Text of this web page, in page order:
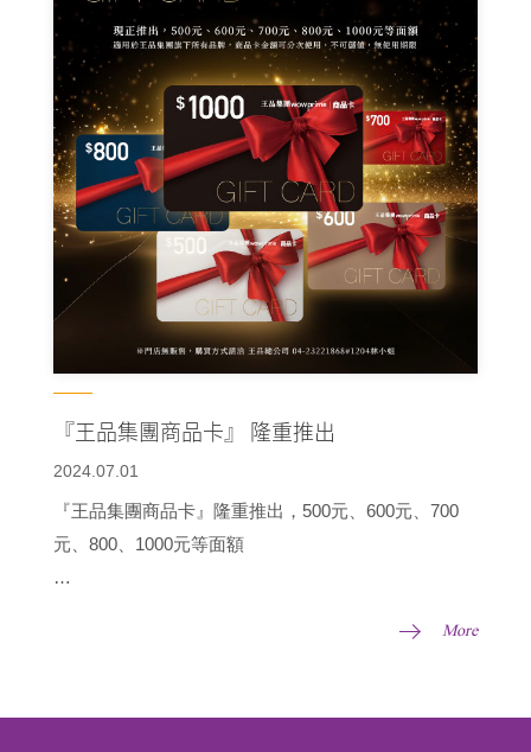
『王品集團商品卡』 隆重推出
2024.07.01
『王品集團商品卡』隆重推出，500元、600元、700
元、800、1000元等面額
More